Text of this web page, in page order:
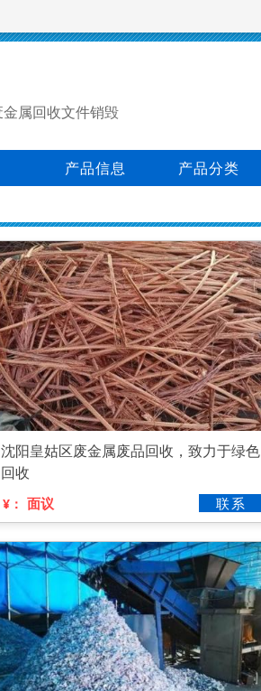
属回收文件销毁
产品信息 产品分类
沈阳皇姑区废金属废品回收，致力于绿色
回收
¥： 面议 联系